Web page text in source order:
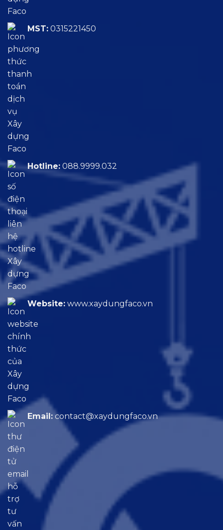
MST: 0315221450
Hotline: 088.9999.032
Website: www.xaydungfaco.vn
Email: contact@xaydungfaco.vn